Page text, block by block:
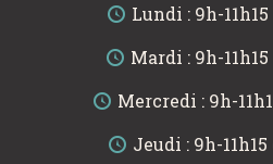
Lundi : 9h-
Mardi : 9h-
Mercredi : 9h-
Jeudi : 9h-